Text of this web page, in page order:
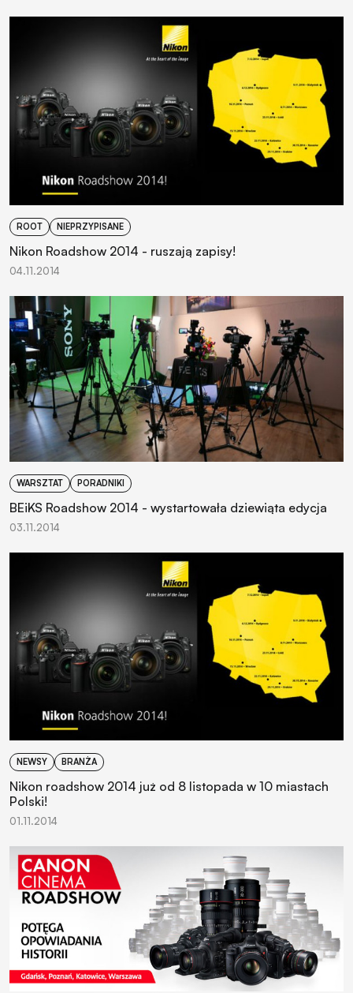
ROOT NIEPRZYPISANE
Nikon Roadshow 2014 - ruszają zapisy!
04.11.2014
WARSZTAT PORADNIKI
BEiKS Roadshow 2014 - wystartowała dziewiąta edycja
03.11.2014
NEWSY BRANŻA
Nikon roadshow 2014 już od 8 listopada w 10 miastach
Polski!
01.11.2014